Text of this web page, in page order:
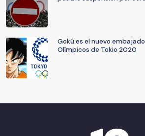
Gokú es el nuevo
Olímpicos de Tokio 2020